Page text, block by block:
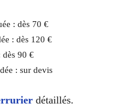
: dès 70 €
: dès 120 €
dès 90 €
: sur devis
détaillés.